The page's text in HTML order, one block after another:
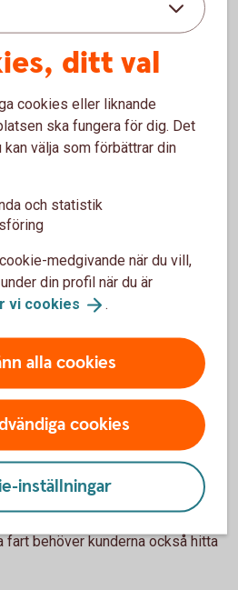
är hur varorna ska levereras till
lager och leveranser själv
en extern distributör
ska hanteras
leveranstider och returvillkor
kundupplevelse.
och regler
flera regelverk som är viktiga att
gäller särskilda regler kring
och ångerrätt vid distansköp.
viktigt att se över hur
i webbshopen, eftersom
dataskyddsreglerna (GDPR).
hitta din
fart behöver kunderna också hitta
ditt val
cookies eller liknande
ska fungera för dig. Det
välja som förbättrar din
och statistik
medgivande när du vill,
din profil när du är
vi cookies .
alla cookies
cookies
inställningar